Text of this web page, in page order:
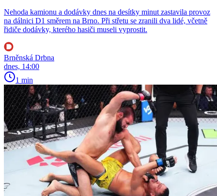
Nehoda kamionu a dodávky dnes na desítky minut zastavila provoz
na dálnici D1 směrem na Brno. Při střetu se zranili dva lidé, včetně
řidiče dodávky, kterého hasiči museli vyprostit.
Brněnská Drbna
dnes, 14:00
1 min